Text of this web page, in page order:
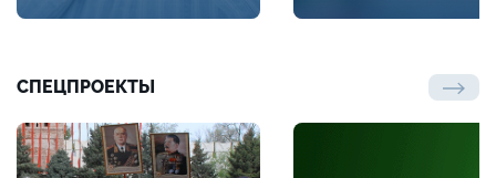
СПЕЦПРОЕКТЫ